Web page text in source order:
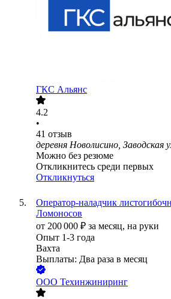
ГКС Альянс
4.2
•
41 отзыв
деревня Новолисино, Заводская
Можно без резюме
Откликнитесь среди первых
Откликнуться
Оператор-наладчик
Ломоносов
от 200 000 ₽ за месяц, на руки
Опыт 1-3 года
Вахта
Выплаты: Два раза в месяц
ООО Техинжиниринг